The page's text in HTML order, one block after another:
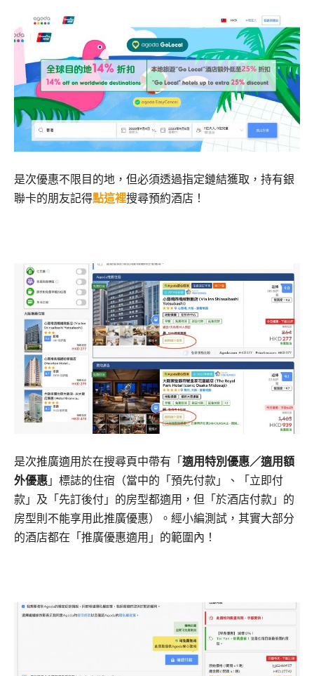
是次優惠不限目的地，但必須透過指定鏈結獲取，持有銀
聯卡的朋友記得點這裡搜尋預約酒店！
是次推廣適用於在搜尋頁中帶有「適用特別優惠／適用額
外優惠 」標誌的住宿（當中的「預先付款」、「立即付
款」及「先訂後付」的房型都適用，但「於酒店付款」的
房型則不能享用此推廣優惠）。經小編測試，其實大部分
的酒店都在「推廣優惠適用」的範圍內！